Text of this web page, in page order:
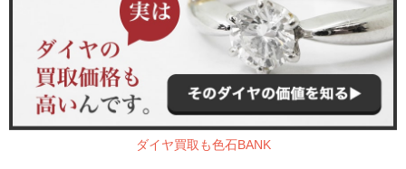
ダイヤ買取も色石BANK